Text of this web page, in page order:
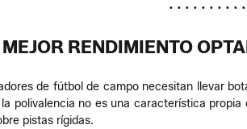
• • • • • • • • •
RENDIMIENTO
de fútbol de campo necesitan llevar
polivalencia no es una característica
pistas rígidas.